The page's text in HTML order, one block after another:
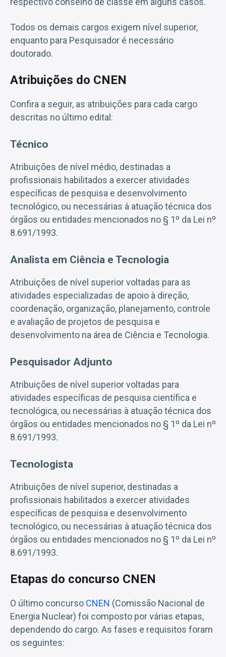
Todos os demais cargos exigem nível superior,
enquanto para Pesquisador é necessário
doutorado.
Atribuições do CNEN
Confira a seguir, as atribuições para cada cargo
descritas no último edital:
Técnico
Atribuições de nível médio, destinadas a
profissionais habilitados a exercer atividades
específicas de pesquisa e desenvolvimento
tecnológico, ou necessárias à atuação técnica dos
órgãos ou entidades mencionados no § 1º da Lei nº
8.691/1993.
Analista em Ciência e Tecnologia
Atribuições de nível superior voltadas para as
atividades especializadas de apoio à direção,
coordenação, organização, planejamento, controle
e avaliação de projetos de pesquisa e
desenvolvimento na área de Ciência e Tecnologia.
Pesquisador Adjunto
Atribuições de nível superior voltadas para
atividades específicas de pesquisa científica e
tecnológica, ou necessárias à atuação técnica dos
órgãos ou entidades mencionados no § 1º da Lei nº
8.691/1993.
Tecnologista
Atribuições de nível superior, destinadas a
profissionais habilitados a exercer atividades
específicas de pesquisa e desenvolvimento
tecnológico, ou necessárias à atuação técnica dos
órgãos ou entidades mencionados no § 1º da Lei nº
8.691/1993.
Etapas do concurso CNEN
O último concurso CNEN (Comissão Nacional de
Energia Nuclear) foi composto por várias etapas,
dependendo do cargo. As fases e requisitos foram
os seguintes: